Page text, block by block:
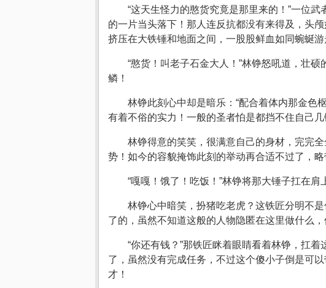
“这天生怪力的憨货究竟是那里来的！”一位
的一片当头落下！那人连反抗都没有来得及，头
挤压在大铁锤和地面之间，一股股鲜血如同蜿蜒
“憨货！叫老子石金大人！”林铮怒吼道，壮
鳞！
林铮此刻心中却是暗乐：“配合着体内那金色
有着不俗的实力！一般的圣者怕是都挡不住自己几
林铮得意的笑笑，很满意自己的身材，完完
势！如今的容貌掩饰此刻的举动再合适不过了，
“嘎嘎！饿了！吃饭！”林铮将那大锤子扛在
林铮心中暗笑，扮猪吃老虎？这铁匠分明不
了的，虽然不知道这般的人物隐匿在这里做什么
“你还有钱？”那铁匠眯着眼睛看着林铮，扛
了，虽然没有完成任务，不过这个傻小子倒是可
才！